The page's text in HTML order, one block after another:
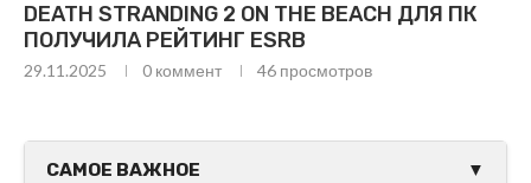
DEATH STRANDING 2 ON THE BEACH ДЛЯ ПК
ПОЛУЧИЛА РЕЙТИНГ ESRB
29.11.2025 0 коммент 46 просмотров
САМОЕ ВАЖНОЕ ▼